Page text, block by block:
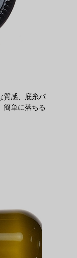
質感、底糸パ
簡単に落ちる